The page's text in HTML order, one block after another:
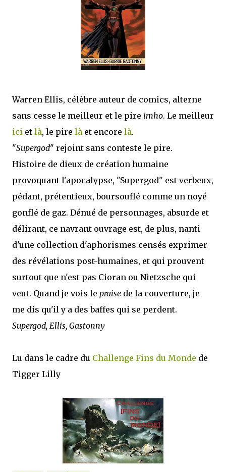
que Thomas connaissait et appréciait Olivier. Marlowe découvre une ville qu’il
ne connaissait pas, habitée par la méfiance, la peur et le rigorisme de la Ligue,
une ville pleine de mystères et de vieilles rancœurs. La Dame d...
Warren Ellis, célèbre auteur de comics, alterne
sans cesse le meilleur et le pire imho. Le meilleur
ici et là, le pire là et encore là.
"Supergod" rejoint sans conteste le pire.
Histoire de dieux de création humaine
provoquant l'apocalypse, "Supergod" est verbeux,
pédant, prétentieux, boursouflé comme un noyé
gonflé de gaz. Dénué de personnages, absurde et
délirant, ce navrant ouvrage est, de plus, nanti
d'une collection d'aphorismes censés exprimer
des révélations post-humaines, et qui prouvent
surtout que n'est pas Cioran ou Nietzsche qui
veut. Quand je vois le praise de la couverture, je
me dis qu'il y a des baffes qui se perdent.
Supergod, Ellis, Gastonny
Lu dans le cadre du Challenge Fins du Monde de
Tigger Lilly